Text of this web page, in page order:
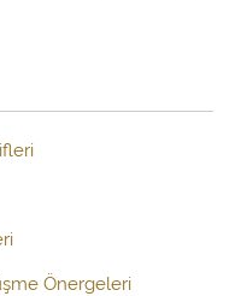
Önergeleri